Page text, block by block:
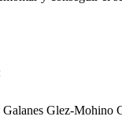
Galanes Glez-Mohino